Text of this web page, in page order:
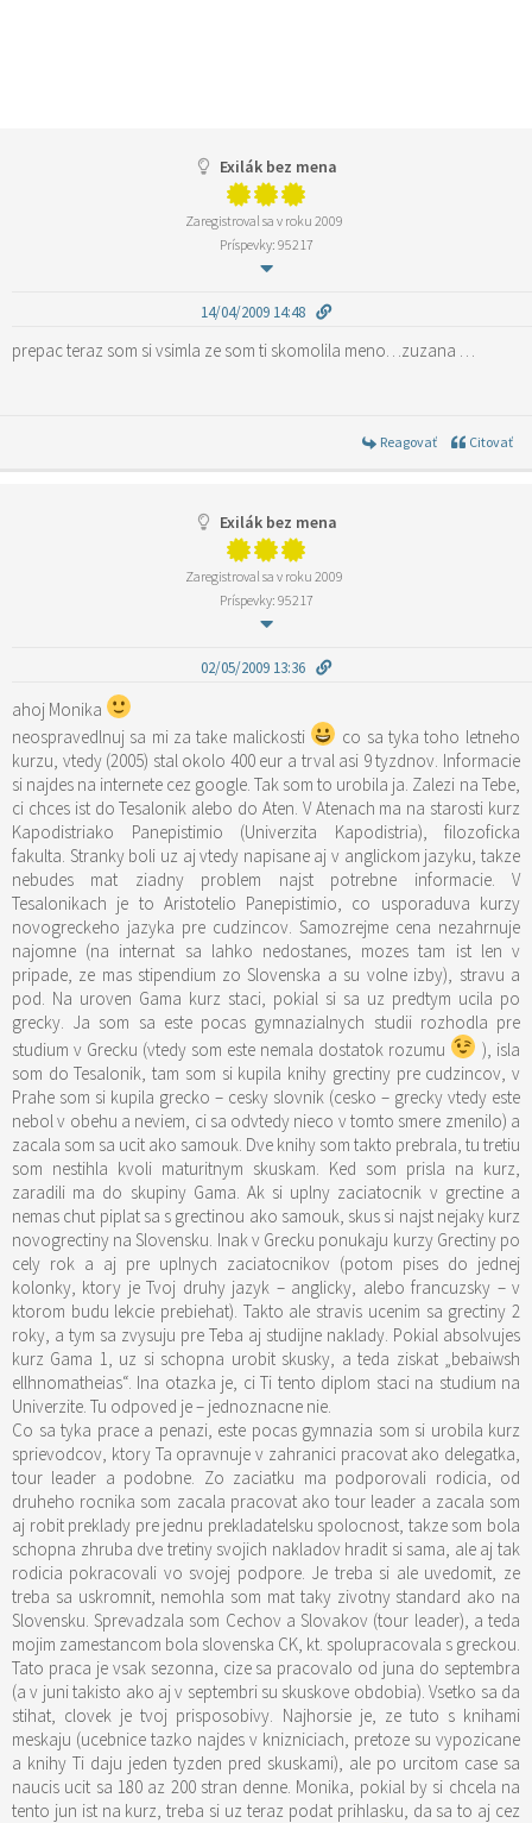
Exilák bez mena
Zaregistroval sa v roku 2009
Príspevky: 95217
14/04/2009 14:48
prepac teraz som si vsimla ze som ti skomolila meno…zuzana …
Reagovať Citovať
Exilák bez mena
Zaregistroval sa v roku 2009
Príspevky: 95217
02/05/2009 13:36
ahoj Monika
neospravedlnuj sa mi za take malickosti
co sa tyka toho letneho
kurzu, vtedy (2005) stal okolo 400 eur a trval asi 9 tyzdnov. Informacie
si najdes na internete cez google. Tak som to urobila ja. Zalezi na Tebe,
ci chces ist do Tesalonik alebo do Aten. V Atenach ma na starosti kurz
Kapodistriako Panepistimio (Univerzita Kapodistria), filozoficka
fakulta. Stranky boli uz aj vtedy napisane aj v anglickom jazyku, takze
nebudes mat ziadny problem najst potrebne informacie. V
Tesalonikach je to Aristotelio Panepistimio, co usporaduva kurzy
novogreckeho jazyka pre cudzincov. Samozrejme cena nezahrnuje
najomne (na internat sa lahko nedostanes, mozes tam ist len v
pripade, ze mas stipendium zo Slovenska a su volne izby), stravu a
pod. Na uroven Gama kurz staci, pokial si sa uz predtym ucila po
grecky. Ja som sa este pocas gymnazialnych studii rozhodla pre
studium v Grecku (vtedy som este nemala dostatok rozumu
), isla
som do Tesalonik, tam som si kupila knihy grectiny pre cudzincov, v
Prahe som si kupila grecko – cesky slovnik (cesko – grecky vtedy este
nebol v obehu a neviem, ci sa odvtedy nieco v tomto smere zmenilo) a
zacala som sa ucit ako samouk. Dve knihy som takto prebrala, tu tretiu
som nestihla kvoli maturitnym skuskam. Ked som prisla na kurz,
zaradili ma do skupiny Gama. Ak si uplny zaciatocnik v grectine a
nemas chut piplat sa s grectinou ako samouk, skus si najst nejaky kurz
novogrectiny na Slovensku. Inak v Grecku ponukaju kurzy Grectiny po
cely rok a aj pre uplnych zaciatocnikov (potom pises do jednej
kolonky, ktory je Tvoj druhy jazyk – anglicky, alebo francuzsky – v
ktorom budu lekcie prebiehat). Takto ale stravis ucenim sa grectiny 2
roky, a tym sa zvysuju pre Teba aj studijne naklady. Pokial absolvujes
kurz Gama 1, uz si schopna urobit skusky, a teda ziskat „bebaiwsh
ellhnomatheias“. Ina otazka je, ci Ti tento diplom staci na studium na
Univerzite. Tu odpoved je – jednoznacne nie.
Co sa tyka prace a penazi, este pocas gymnazia som si urobila kurz
sprievodcov, ktory Ta opravnuje v zahranici pracovat ako delegatka,
tour leader a podobne. Zo zaciatku ma podporovali rodicia, od
druheho rocnika som zacala pracovat ako tour leader a zacala som
aj robit preklady pre jednu prekladatelsku spolocnost, takze som bola
schopna zhruba dve tretiny svojich nakladov hradit si sama, ale aj tak
rodicia pokracovali vo svojej podpore. Je treba si ale uvedomit, ze
treba sa uskromnit, nemohla som mat taky zivotny standard ako na
Slovensku. Sprevadzala som Cechov a Slovakov (tour leader), a teda
mojim zamestancom bola slovenska CK, kt. spolupracovala s greckou.
Tato praca je vsak sezonna, cize sa pracovalo od juna do septembra
(a v juni takisto ako aj v septembri su skuskove obdobia). Vsetko sa da
stihat, clovek je tvoj prisposobivy. Najhorsie je, ze tuto s knihami
meskaju (ucebnice tazko najdes v knizniciach, pretoze su vypozicane
a knihy Ti daju jeden tyzden pred skuskami), ale po urcitom case sa
naucis ucit sa 180 az 200 stran denne. Monika, pokial by si chcela na
tento jun ist na kurz, treba si uz teraz podat prihlasku, da sa to aj cez